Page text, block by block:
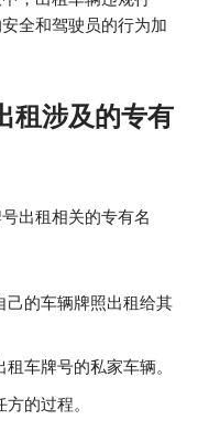
全和驾驶员的行为加
租涉及的专有
出租相关的专有名
己的车辆牌照出租给其
车牌号的私家车辆。
的过程。